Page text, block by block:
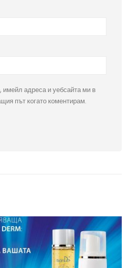
имейл адреса и уебсайта ми в
път когато коментирам.